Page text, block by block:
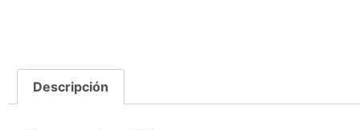
Descripción